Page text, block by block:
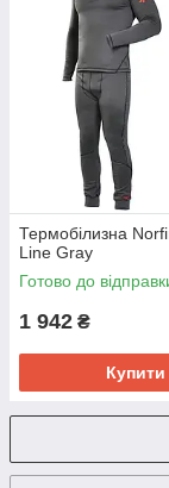
Термобілизна
Line Gray
Готово до
1 942 ₴
Купити